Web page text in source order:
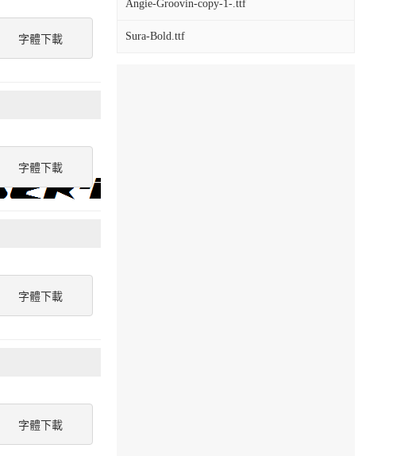
Angie-Groovin-copy-1-.ttf
Sura-Bold.ttf
字體下載
字體下載
字體下載
字體下載